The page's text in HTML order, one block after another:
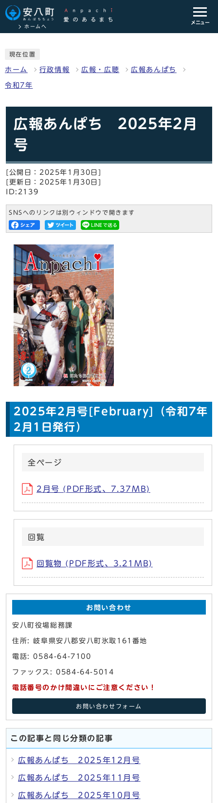
ホームへ
メニュー
現在位置
ホーム 行政情報 広報・広聴 広報あんぱち
令和7年
広報あんぱち 2025年2月
号
[公開日：2025年1月30日]
[更新日：2025年1月30日]
ID:2139
SNSへのリンクは別ウィンドウで開きます
2025年2月号[February]（令和7年
2月1日発行）
全ページ
2月号 (PDF形式、7.37MB)
回覧
回覧物 (PDF形式、3.21MB)
お問い合わせ
安八町役場総務課
住所: 岐阜県安八郡安八町氷取161番地
電話: 0584-64-7100
ファックス: 0584-64-5014
電話番号のかけ間違いにご注意ください！
お問い合わせフォーム
この記事と同じ分類の記事
広報あんぱち 2025年12月号
広報あんぱち 2025年11月号
広報あんぱち 2025年10月号